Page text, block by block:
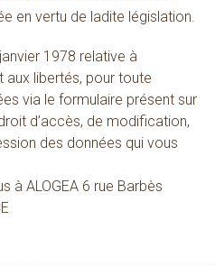
en vertu de ladite législation.
1978 relative à
aux libertés, pour toute
via le formulaire présent sur
d’accès, de modification,
des données qui vous
à ALOGEA 6 rue Barbès